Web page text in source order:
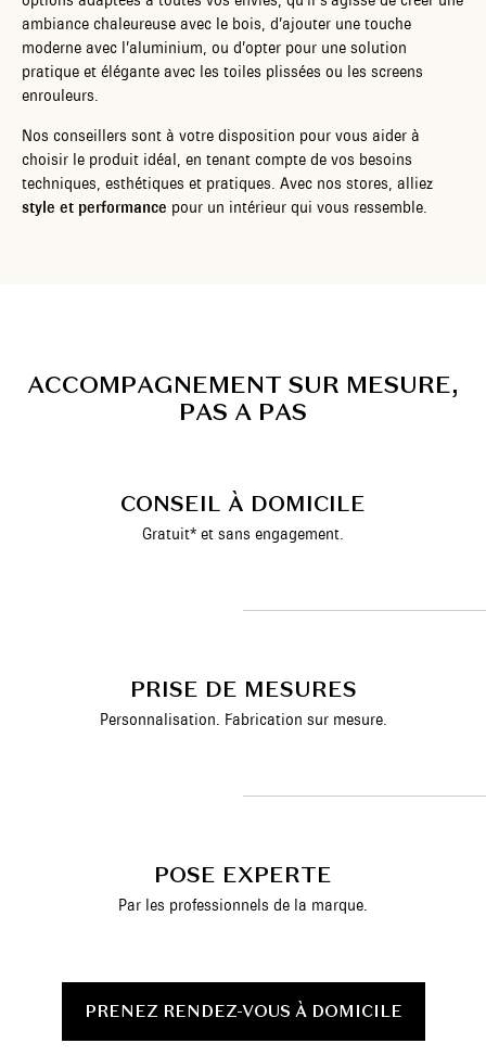
ambiance chaleureuse avec le bois, d’ajouter une touche
moderne avec l’aluminium, ou d’opter pour une solution
pratique et élégante avec les toiles plissées ou les screens
enrouleurs.
Nos conseillers sont à votre disposition pour vous aider à
choisir le produit idéal, en tenant compte de vos besoins
techniques, esthétiques et pratiques. Avec nos stores, alliez
style et performance pour un intérieur qui vous ressemble.
ACCOMPAGNEMENT SUR MESURE,
PAS A PAS
CONSEIL À DOMICILE
Gratuit* et sans engagement.
PRISE DE MESURES
Personnalisation. Fabrication sur mesure.
POSE EXPERTE
Par les professionnels de la marque.
PRENEZ RENDEZ-VOUS À DOMICILE